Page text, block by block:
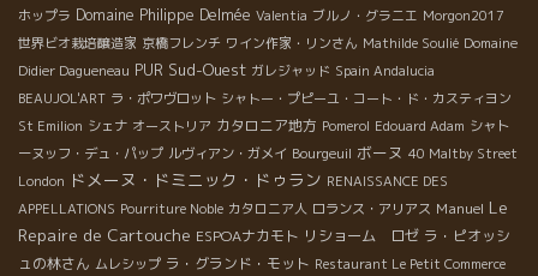
ホップラ Domaine Philippe Delmée Valentia ブルノ・グラニエ Morgon2017
世界ビオ栽培醸造家 京橋フレンチ ワイン作家・リンさん Mathilde Soulié Domaine
Didier Dagueneau PUR Sud-Ouest ガレジャッド Spain Andalucia
BEAUJOL'ART ラ・ポワヴロット シャトー・プピーユ・コート・ド・カスティヨン
St Emilion シェナ オーストリア カタロニア地方 Pomerol Edouard Adam シャト
ーヌッフ・デュ・パップ ルヴィアン・ガメイ Bourgeuil ボーヌ 40 Maltby Street
London ドメーヌ・ドミニック・ドゥラン RENAISSANCE DES
APPELLATIONS Pourriture Noble カタロニア人 ロランス・アリアス Manuel Le
Repaire de Cartouche ESPOAナカモト リショーム ロゼ ラ・ピオッシ
ュの林さん ムレシップ ラ・グランド・モット Restaurant Le Petit Commerce